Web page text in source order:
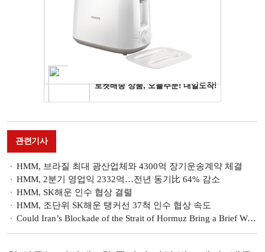
관련기사
HMM, 브라질 최대 광산업체와 4300억 장기운송계약 체결
HMM, 2분기 영업익 2332억…전년 동기比 64% 감소
HMM, SK해운 인수 협상 결렬
HMM, 조단위 SK해운 탱커선 37척 인수 협상 속도
Could Iran’s Blockade of the Strait of Hormuz Bring a Brief Windfall for HMM?